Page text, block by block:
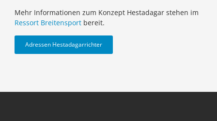
Mehr Informationen zum Konzept Hestadagar stehen im
Ressort Breitensport bereit.
Adressen Hestadagarrichter